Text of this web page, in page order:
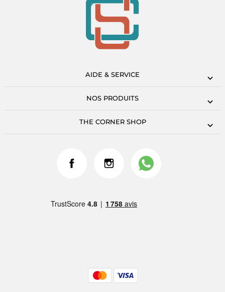
AIDE & SERVICE
NOS PRODUITS
THE CORNER SHOP